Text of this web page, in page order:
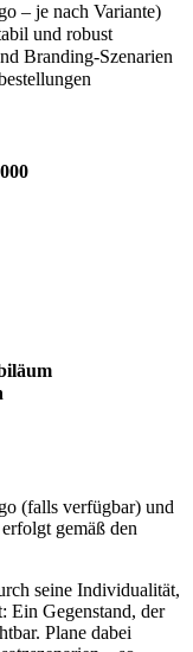
– je nach Variante)
und robust
Branding-Szenarien
(falls verfügbar) und
gemäß den
seine Individualität,
Ein Gegenstand, der
Plane dabei